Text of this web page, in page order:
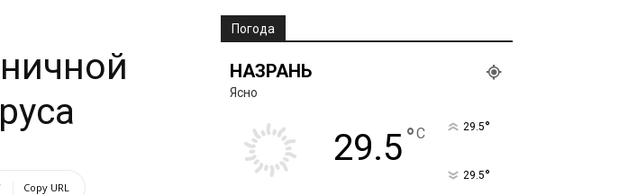
Copy URL
Погода
НАЗРАНЬ
Ясно
29.5°C 29.5°
29.5°